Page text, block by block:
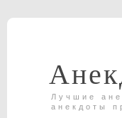
Лучшие
анекдоты